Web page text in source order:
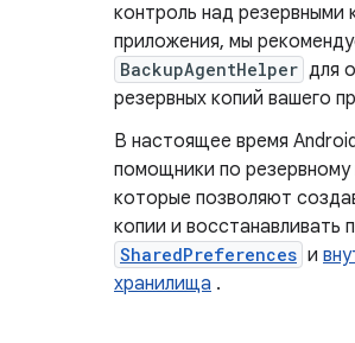
контроль над резервными
приложения, мы
BackupAgentHelper для
резервных копий вашего
В настоящее время
помощники по
которые позволяют
копии и восстанавливать
SharedPreferences и
хранилища .